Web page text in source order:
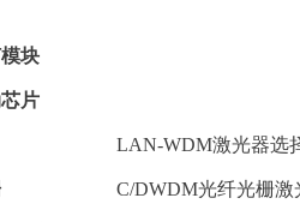
块
片
LAN-WDM激光器选
C/DWDM光纤光栅激